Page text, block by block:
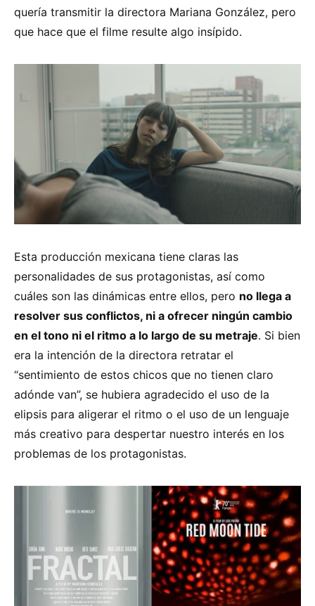
quería transmitir la directora Mariana González, pero
que hace que el filme resulte algo insípido.
Esta producción mexicana tiene claras las
personalidades de sus protagonistas, así como
cuáles son las dinámicas entre ellos, pero no llega a
resolver sus conflictos, ni a ofrecer ningún cambio
en el tono ni el ritmo a lo largo de su metraje. Si bien
era la intención de la directora retratar el
“sentimiento de estos chicos que no tienen claro
adónde van”, se hubiera agradecido el uso de la
elipsis para aligerar el ritmo o el uso de un lenguaje
más creativo para despertar nuestro interés en los
problemas de los protagonistas.